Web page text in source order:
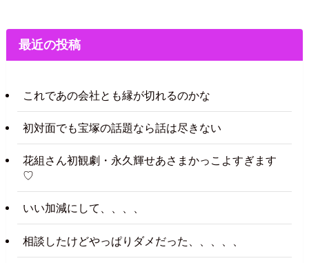
最近の投稿
これであの会社とも縁が切れるのかな
初対面でも宝塚の話題なら話は尽きない
花組さん初観劇・永久輝せあさまかっこよすぎます
♡
いい加減にして、、、、
相談したけどやっぱりダメだった、、、、、